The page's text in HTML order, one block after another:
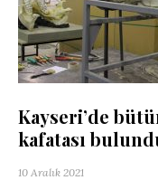
Kayseri’de
kafatası
10 Aralık 2021